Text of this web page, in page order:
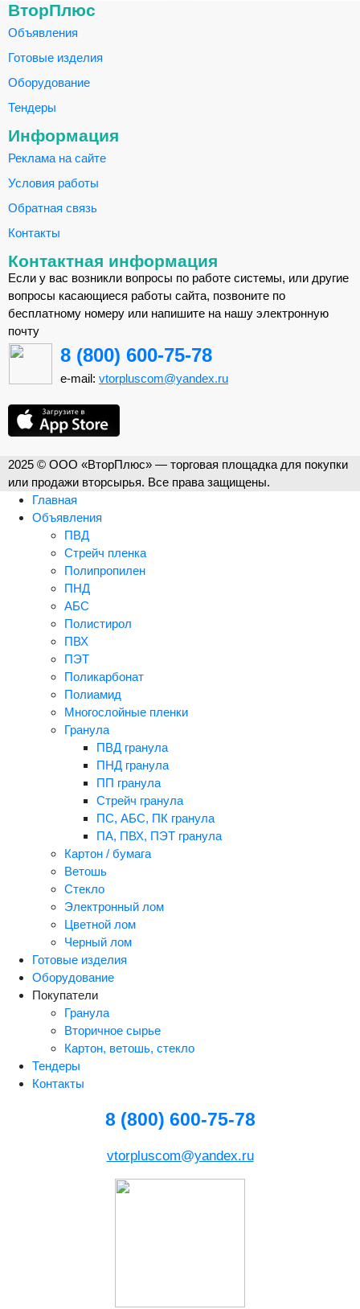
ВторПлюс
Объявления
Готовые изделия
Оборудование
Тендеры
Информация
Реклама на сайте
Условия работы
Обратная связь
Контакты
Контактная информация
Если у вас возникли вопросы по работе системы, или другие
вопросы касающиеся работы сайта, позвоните по
бесплатному номеру или напишите на нашу электронную
почту
8 (800) 600-75-78
e-mail: vtorpluscom@yandex.ru
2025 © ООО «ВторПлюс» — торговая площадка для покупки
или продажи вторсырья. Все права защищены.
Главная
Объявления
ПВД
Стрейч пленка
Полипропилен
ПНД
АБС
Полистирол
ПВХ
ПЭТ
Поликарбонат
Полиамид
Многослойные пленки
Гранула
ПВД гранула
ПНД гранула
ПП гранула
Стрейч гранула
ПС, АБС, ПК гранула
ПА, ПВХ, ПЭТ гранула
Картон / бумага
Ветошь
Стекло
Электронный лом
Цветной лом
Черный лом
Готовые изделия
Оборудование
Покупатели
Гранула
Вторичное сырье
Картон, ветошь, стекло
Тендеры
Контакты
8 (800) 600-75-78
vtorpluscom@yandex.ru